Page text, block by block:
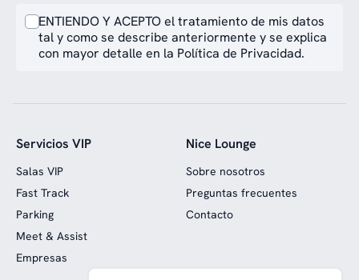
ENTIENDO Y ACEPTO el tratamiento de mis datos
tal y como se describe anteriormente y se explica
con mayor detalle en la Política de Privacidad.
Servicios VIP
Salas VIP
Fast Track
Parking
Meet & Assist
Empresas
Nice Lounge
Sobre nosotros
Preguntas frecuentes
Contacto